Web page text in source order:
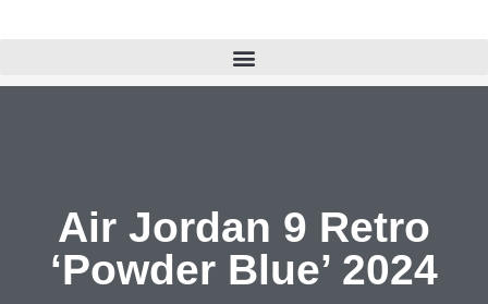
Air Jordan 9 Retro
‘Powder Blue’ 2024